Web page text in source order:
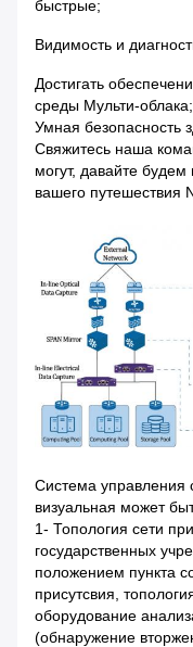
быстрые;
Видимость и
Достигать
среды Мульти-облака;
Умная безопасность
Свяжитесь наша
могут, давайте
вашего путешествия
Система
визуальная может
1- Топология сети
государственных
положением пункта
присутсвия,
оборудование
(обнаружение